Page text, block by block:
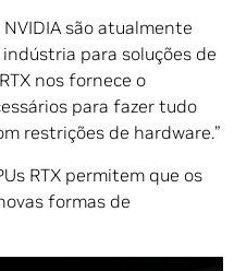
NVIDIA são atualmente
para soluções de
nos fornece o
para fazer tudo
restrições de hardware.”
RTX permitem que os
formas de